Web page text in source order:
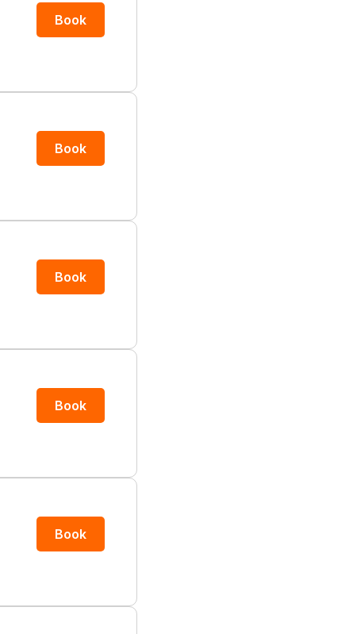
Book
Book
Book
Book
Book